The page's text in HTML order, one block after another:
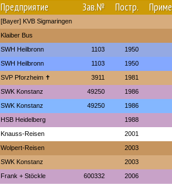
Предприятие Зав.№ Постр.
[Bayer] KVB Sigmaringen
Klaiber Bus
SWH Heilbronn 1103 1950
SWH Heilbronn 1103 1950
SVP Pforzheim ✝ 3911 1981
SWK Konstanz 49250 1986
SWK Konstanz 49250 1986
HSB Heidelberg 1988
Knauss-Reisen 2001
Wolpert-Reisen 2003
SWK Konstanz 2003
Frank + Stöckle 600332 2006